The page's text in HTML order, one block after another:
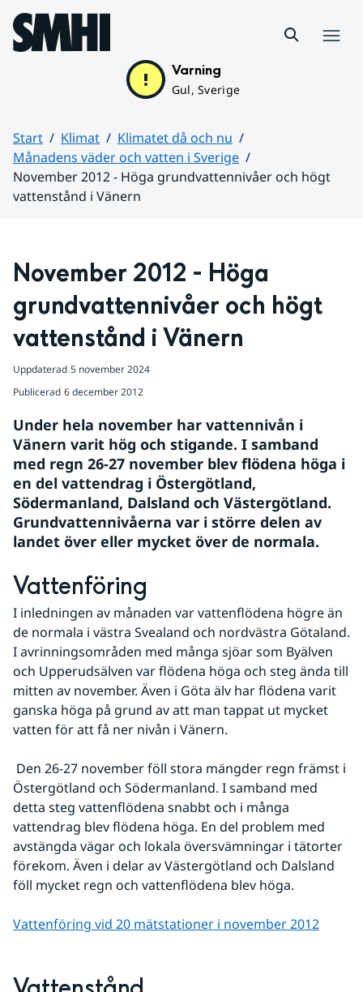
Hoppa till sidans innehåll
Varning
Gul, Sverige
Start Klimat
Klimatet då och nu
Månadens väder och vatten i Sverige
November 2012 - Höga grundvattennivåer och högt
vattenstånd i Vänern
November 2012 - Höga
grundvattennivåer och högt
vattenstånd i Vänern
Uppdaterad 5 november 2024
Publicerad 6 december 2012
Under hela november har vattennivån i
Vänern varit hög och stigande. I samband
med regn 26-27 november blev flödena höga i
en del vattendrag i Östergötland,
Södermanland, Dalsland och Västergötland.
Grundvattennivåerna var i större delen av
landet över eller mycket över de normala.
Vattenföring
I inledningen av månaden var vattenflödena högre än
de normala i västra Svealand och nordvästra Götaland.
I avrinningsområden med många sjöar som Byälven
och Upperudsälven var flödena höga och steg ända till
mitten av november. Även i Göta älv har flödena varit
ganska höga på grund av att man tappat ut mycket
vatten för att få ner nivån i Vänern.
Östergötland och Södermanland. I samband med
detta steg vattenflödena snabbt och i många
vattendrag blev flödena höga. En del problem med
avstängda vägar och lokala översvämningar i tätorter
förekom. Även i delar av Västergötland och Dalsland
föll mycket regn och vattenflödena blev höga.
Vattenföring vid 20 mätstationer i november 2012